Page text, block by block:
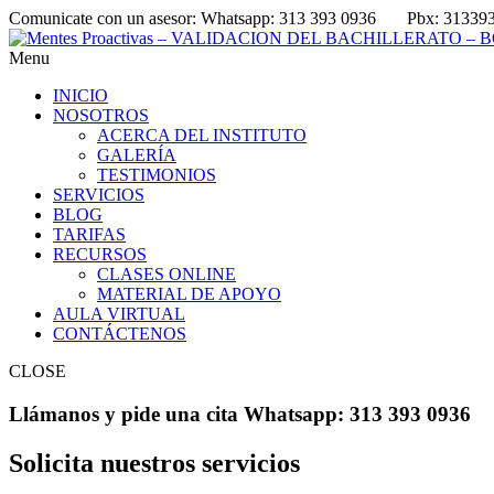
Comunicate con un asesor: Whatsapp: 313 393 0936 Pbx:
Menu
INICIO
NOSOTROS
ACERCA DEL INSTITUTO
GALERÍA
TESTIMONIOS
SERVICIOS
BLOG
TARIFAS
RECURSOS
CLASES ONLINE
MATERIAL DE APOYO
AULA VIRTUAL
CONTÁCTENOS
CLOSE
Llámanos y pide una cita Whatsapp: 313 393 0936
Solicita nuestros servicios